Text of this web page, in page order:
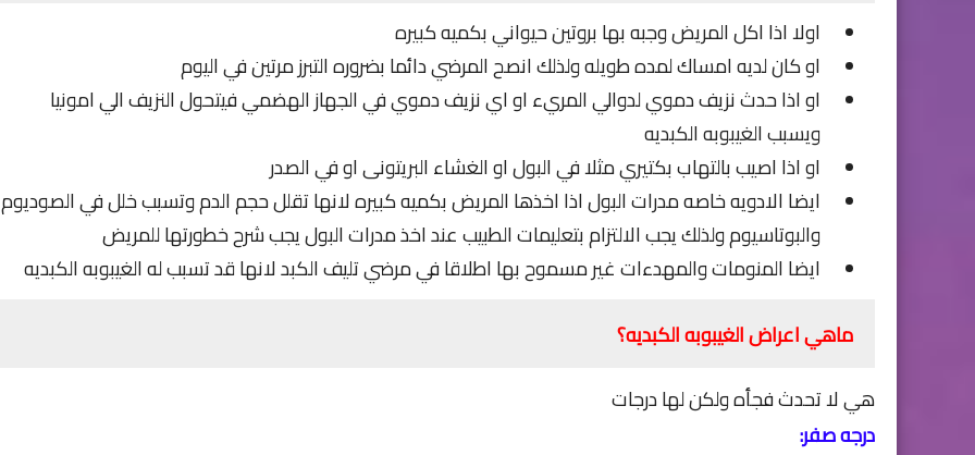
اولا اذا اكل المريض وجبه بها بروتين حيواني بكميه كبيره
او كان لديه امساك لمده طويله ولذلك انصح المرضي دائما بضروره التبرز مرتين في اليوم
او اذا حدث نزيف دموي لدوالي المريء او اي نزيف دموي في الجهاز الهضمي فيتحول النزيف الي امونيا
ويسبب الغيبوبه الكبديه
او اذا اصيب بالتهاب بكتيري مثلا في البول او الغشاء البريتونى او في الصدر
ايضا الادويه خاصه مدرات البول اذا اخذها المريض بكميه كبيره لانها تقلل حجم الدم وتسبب خلل في الصوديوم
والبوتاسيوم ولذلك يجب الالتزام بتعليمات الطبيب عند اخذ مدرات البول يجب شرح خطورتها للمريض
ايضا المنومات والمهدءات غير مسموح بها اطلاقا في مرضي تليف الكبد لانها قد تسبب له الغيبوبه الكبديه
ماهي اعراض الغيبوبه الكبديه؟
هي لا تحدث فجأه ولكن لها درجات
درجه صفر: